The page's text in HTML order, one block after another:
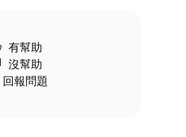
有幫助
沒幫助
回報問題